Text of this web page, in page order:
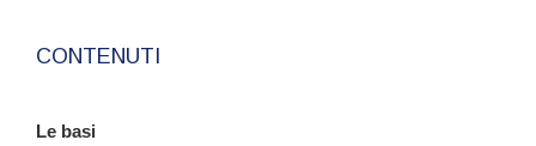
CONTENUTI
Le basi